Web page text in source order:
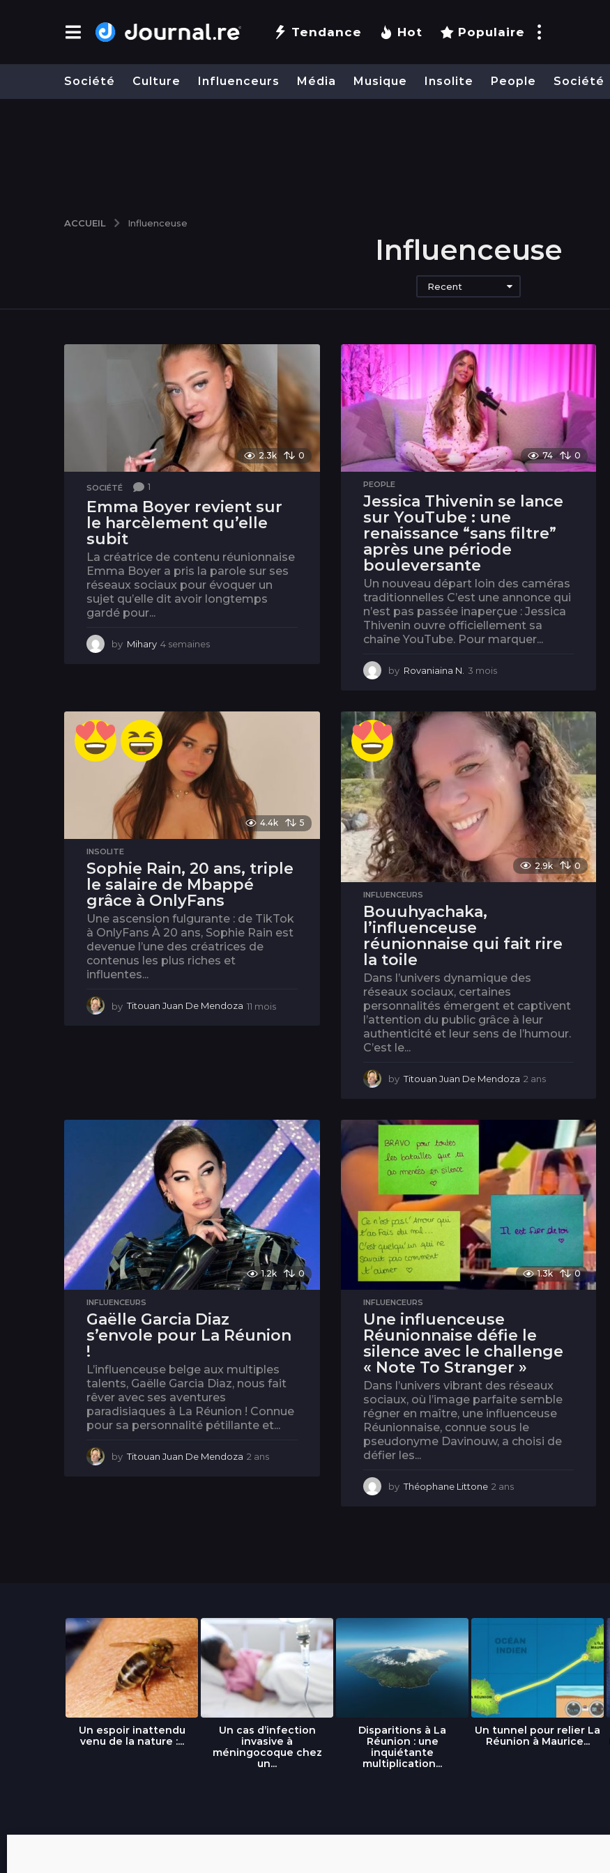
Tendance Hot Populaire
Société Culture Influenceurs Média Musique Insolite People Société
ACCUEIL Influenceuse
Influenceuse
Recent
2.3k 0
SOCIÉTÉ 1
Emma Boyer revient sur
le harcèlement qu’elle
subit
La créatrice de contenu réunionnaise
Emma Boyer a pris la parole sur ses
réseaux sociaux pour évoquer un
sujet qu’elle dit avoir longtemps
gardé pour...
by Mihary 4 semaines
i
n
s
74 0
PEOPLE
Jessica Thivenin se lance
sur YouTube : une
renaissance “sans filtre”
après une période
bouleversante
Un nouveau départ loin des caméras
traditionnelles C’est une annonce qui
n’est pas passée inaperçue : Jessica
Thivenin ouvre officiellement sa
chaîne YouTube. Pour marquer...
by Rovaniaina N. 3 mois3
i
s
4.4k 5
INSOLITE
Sophie Rain, 20 ans, triple
le salaire de Mbappé
grâce à OnlyFans
Une ascension fulgurante : de TikTok
à OnlyFans À 20 ans, Sophie Rain est
devenue l’une des créatrices de
contenus les plus riches et
influentes...
by Titouan Juan De Mendoza 11 mois
2.9k 0
INFLUENCEURS
Bouuhyachaka,
l’influenceuse
réunionnaise qui fait rire
la toile
Dans l’univers dynamique des
réseaux sociaux, certaines
personnalités émergent et captivent
l’attention du public grâce à leur
authenticité et leur sens de l’humour.
C’est le...
by Titouan Juan De Mendoza 2 ans2
1.2k 0
INFLUENCEURS
Gaëlle Garcia Diaz
s’envole pour La Réunion
!
L’influenceuse belge aux multiples
talents, Gaëlle Garcia Diaz, nous fait
rêver avec ses aventures
paradisiaques à La Réunion ! Connue
pour sa personnalité pétillante et...
by Titouan Juan De Mendoza 2 ans
1.3k 0
INFLUENCEURS
Une influenceuse
Réunionnaise défie le
silence avec le challenge
« Note To Stranger »
Dans l’univers vibrant des réseaux
sociaux, où l’image parfaite semble
régner en maître, une influenceuse
Réunionnaise, connue sous le
pseudonyme Davinouw, a choisi de
défier les...
by Théophane Littone 2 ans2
Un espoir inattendu
venu de la nature :...
Un cas d’infection
invasive à
méningocoque chez
un...
Disparitions à La
Réunion : une
inquiétante
multiplication...
Un tunnel pour relier La
Réunion à Maurice...